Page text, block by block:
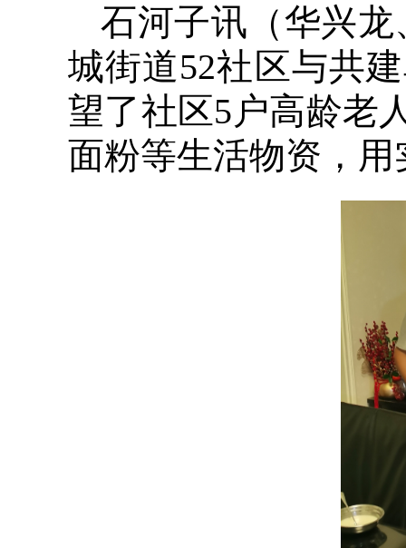
石河子讯（华兴
城街道52社区与共
望了社区5户高龄老
面粉等生活物资，